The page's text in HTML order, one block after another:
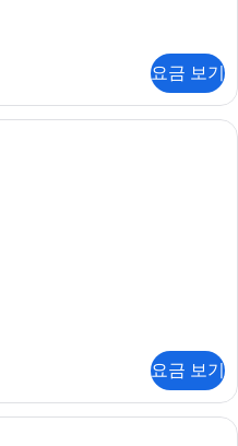
요금 보기
스위트 (Fiesta Lifestyle) | 고급 침구,
요금 보기
스위트 (Fiesta Party) | 고급 침구, 미니